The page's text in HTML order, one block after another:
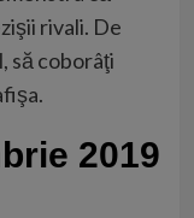
rivali. De
să coborâţi
2019